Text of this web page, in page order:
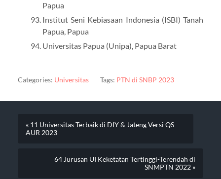
Papua
Institut Seni Kebiasaan Indonesia (ISBI) Tanah
Papua, Papua
Universitas Papua (Unipa), Papua Barat
Categories: Universitas Tags: PTN di SNBP 2023
« 11 Universitas Terbaik di DIY & Jateng Versi QS
AUR 2023
64 Jurusan UI Keketatan Tertinggi-Terendah di
SNMPTN 2022 »